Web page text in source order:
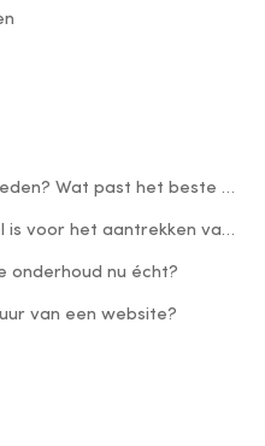
Website zelf maken of uitbesteden? Wat past het beste bij jouw bedrijf?
Waarom webdesign essentieel is voor het aantrekken van nieuwe klanten
onderhoud nu écht?
van een website?